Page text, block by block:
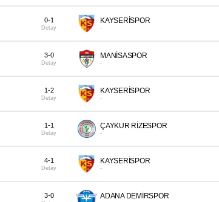
0-1
Detay
KAYSERİSPOR
-
3-0
Detay
MANİSASPOR
-
1-2
Detay
KAYSERİSPOR
-
1-1
Detay
ÇAYKUR RİZESPOR
-
4-1
Detay
KAYSERİSPOR
-
3-0 ADANA DEMİRSPOR